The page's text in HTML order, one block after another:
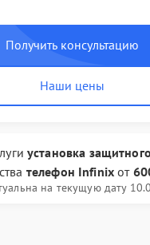
Получить консультацию
Наши цены
установка
телефон Infinix от
на текущую дату